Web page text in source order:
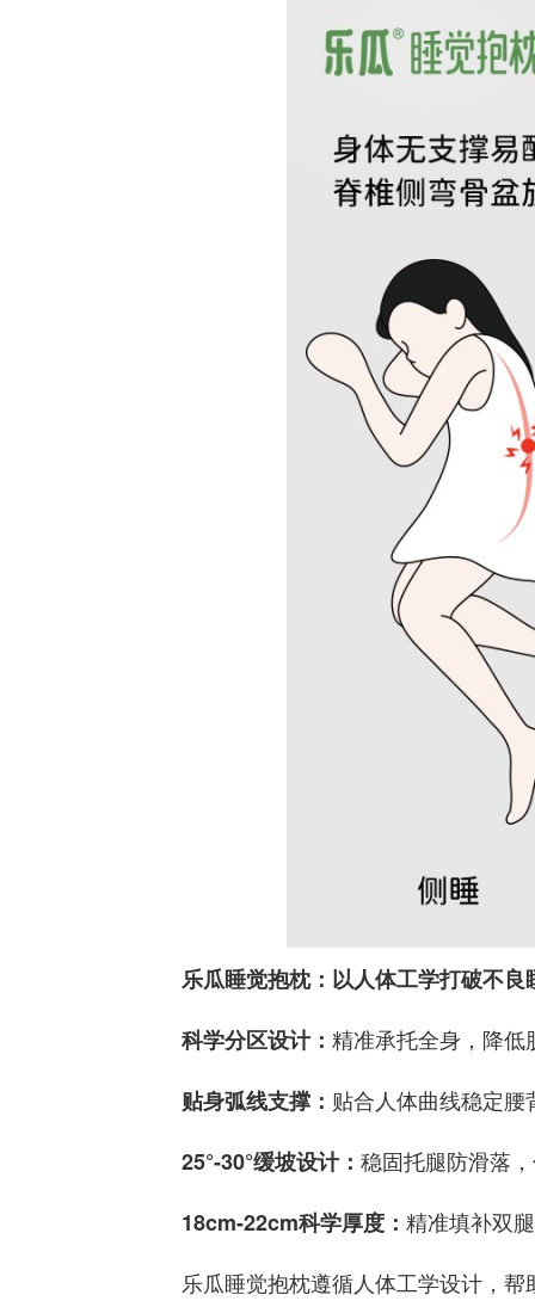
乐瓜睡觉抱枕： 以人体工学打破不
科学分区设计： 精准承托全身，降
贴身弧线支撑 ： 贴合人体曲线稳定
25°-30°缓坡设计： 稳固托腿防滑落
18cm-22cm科学厚度： 精准填补双
乐瓜睡觉抱枕遵循人体工学设计，帮